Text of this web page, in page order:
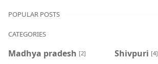
POPULAR POSTS
CATEGORIES
Madhya pradesh [2] Shivpuri [4]